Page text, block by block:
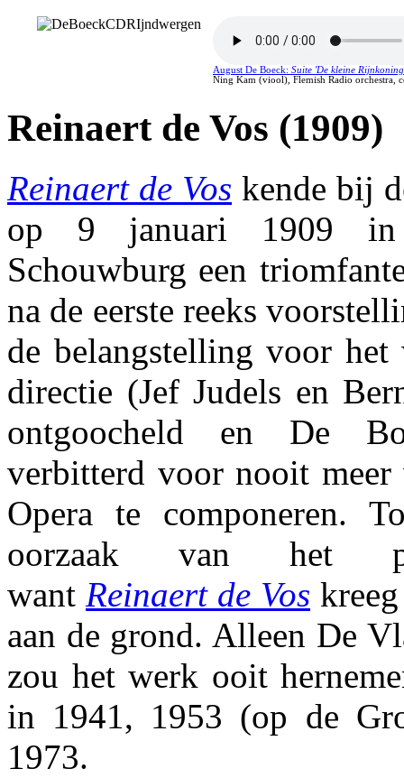
August De Boeck: Suite 'De kleine
Ning Kam (viool), Flemish Radio orchestra,
Reinaert de Vos (1909)
Reinaert de Vos kende bij
op 9 januari 1909 in
Schouwburg een
na de eerste reeks
de belangstelling voor het
directie (Jef Judels en
ontgoocheld en De
verbitterd voor nooit meer
Opera te componeren.
oorzaak van het
want Reinaert de Vos
aan de grond. Alleen De
zou het werk ooit
in 1941, 1953 (op de
1973.